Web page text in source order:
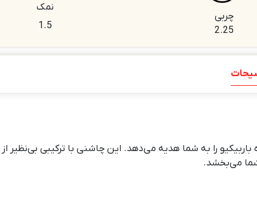
چربی
2.25
نمک
1.5
را به شما هدیه می‌دهد. این چاشنی با ترکیبی
شما می‌بخشد.